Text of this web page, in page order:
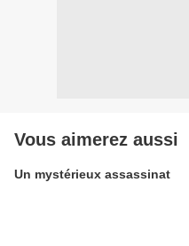
Vous aimerez aussi
Un mystérieux assassinat